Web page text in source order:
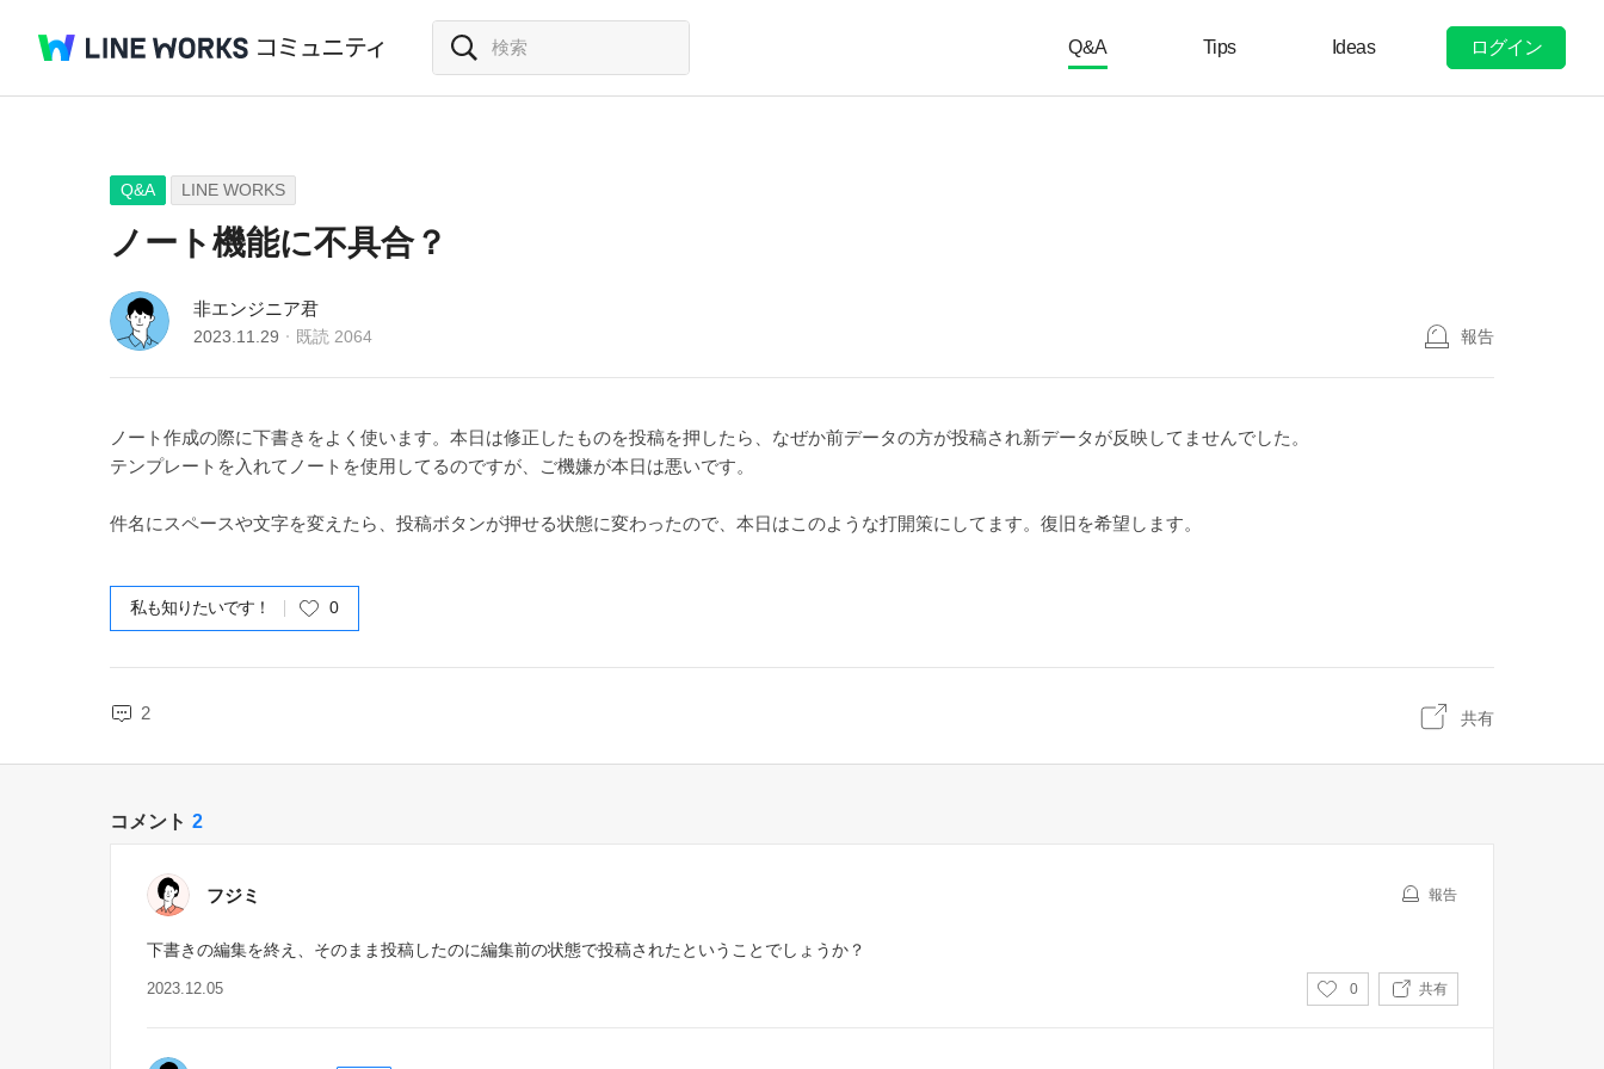
Q&A Tips Ideas ログイン
Q&A LINE WORKS
ノート機能に不具合？
非エンジニア君
2023.11.29 既読 2064 報告
ノート作成の際に下書きをよく使います。本日は修正したものを投稿を押したら、なぜか前データの方が投稿され新データが反映してませんでした。
テンプレートを入れてノートを使用してるのですが、ご機嫌が本日は悪いです。
件名にスペースや文字を変えたら、投稿ボタンが押せる状態に変わったので、本日はこのような打開策にしてます。復旧を希望します。
私も知りたいです！ 0
2 共有
コメント 2
フジミ 報告
下書きの編集を終え、そのまま投稿したのに編集前の状態で投稿されたということでしょうか？
2023.12.05
い
0 共有